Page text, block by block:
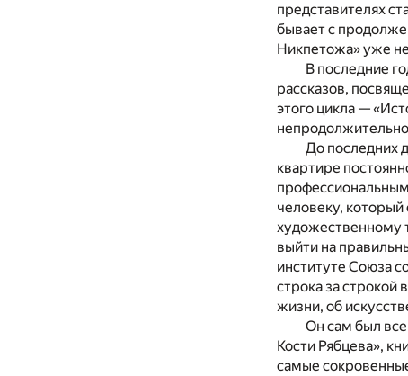
представителях
бывает с
Никпетожа» уже
В последние
рассказов,
этого цикла —
До последних
квартире
человеку,
художественному
выйти на
институте Союза
строка за строкой
жизни, об
Он сам был
Кости Рябцева»,
самые